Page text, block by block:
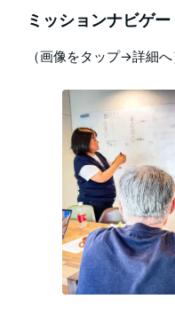
ミッションナビゲ
（画像をタップ→詳細へ